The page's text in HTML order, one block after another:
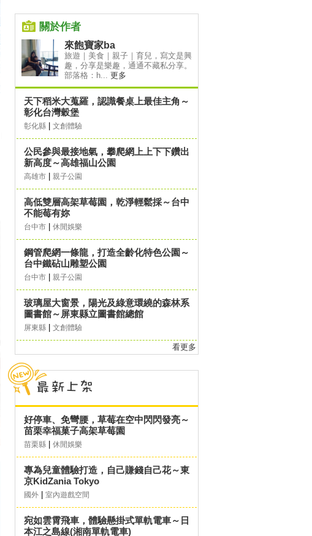
關於作者
來飽寶家ba
旅遊｜美食｜親子｜育兒，寫文是興
趣，分享是樂趣，通通不藏私分享。
部落格：h... 更多
天下稻米大蒐羅，認識餐桌上最佳主角～
彰化台灣穀堡
彰化縣 文創體驗
公民參與最接地氣，攀爬網上上下下鑽出
新高度～高雄福山公園
高雄市 親子公園
高低雙層高架草莓園，乾淨輕鬆採～台中
不能莓有妳
台中市 休閒娛樂
鋼管爬網一條龍，打造全齡化特色公園～
台中鐵砧山雕塑公園
台中市 親子公園
玻璃屋大窗景，陽光及綠意環繞的森林系
圖書館～屏東縣立圖書館總館
屏東縣 文創體驗
看更多
好停車、免彎腰，草莓在空中閃閃發亮～
苗栗幸福菓子高架草莓園
苗栗縣 休閒娛樂
專為兒童體驗打造，自己賺錢自己花～東
京KidZania Tokyo
國外 室內遊戲空間
宛如雲霄飛車，體驗懸掛式單軌電車～日
本江之島線(湘南單軌電車)